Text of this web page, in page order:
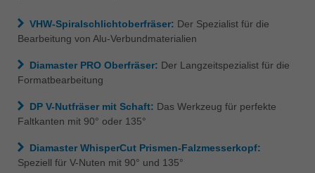
VHW-Spiralschlichtoberfräser: Der Spezialist für die
Bearbeitung von Alu-Verbundmaterialien
Diamaster PRO Oberfräser: Der Langzeitspezialist für die
Formatbearbeitung
DP V-Nutfräser mit Schaft: Das Werkzeug für perfekte
Faltkanten mit 90° oder 135°
Diamaster WhisperCut Prismen-Falzmesserkopf:
Speziell für V-Nuten mit 90° und 135°